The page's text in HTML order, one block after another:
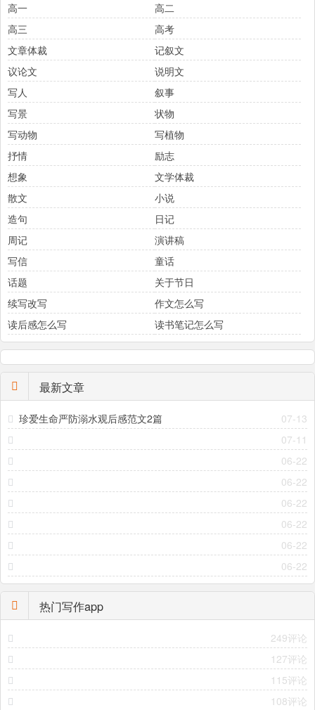
高一
高二
高三
高考
文章体裁
记叙文
议论文
说明文
写人
叙事
写景
状物
写动物
写植物
抒情
励志
想象
文学体裁
散文
小说
造句
日记
周记
演讲稿
写信
童话
话题
关于节日
续写改写
作文怎么写
读后感怎么写
读书笔记怎么写
最新文章
07-13
珍爱生命严防溺水观后感范文2篇
07-11
06-22
06-22
06-22
06-22
06-22
06-22
热门写作app
249评论
127评论
115评论
108评论